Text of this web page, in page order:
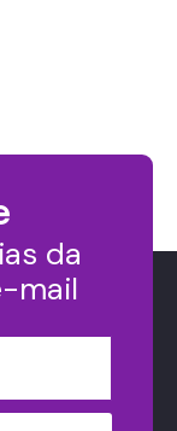
da
mail